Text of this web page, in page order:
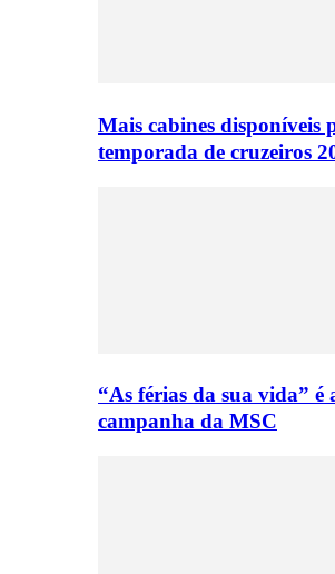
Mais cabines disponíveis
temporada de cruzeiros
“As férias da sua vida” é
campanha da MSC